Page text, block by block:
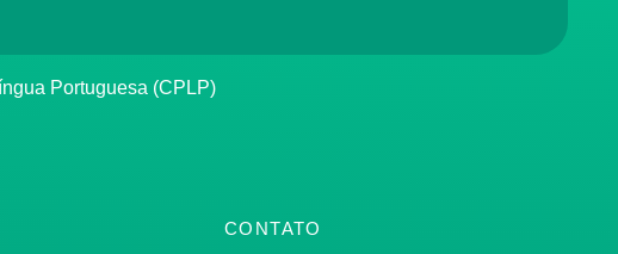
Portuguesa (CPLP)
CONTATO